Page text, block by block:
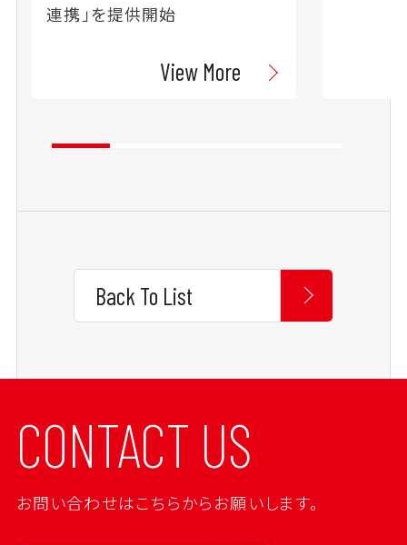
連携」を提供開始
View More
Back To List
CONTACT US
お問い合わせはこちらからお願いします。